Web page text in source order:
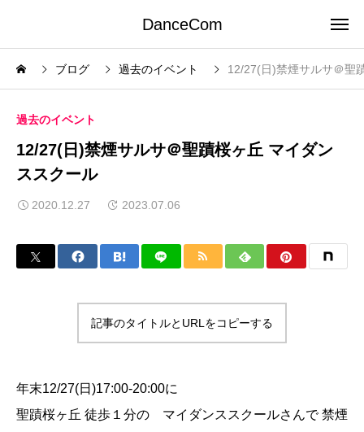
DanceCom
ブログ 過去のイベント 12/27(日)禁煙サルサ＠聖
過去のイベント
12/27(日)禁煙サルサ＠聖蹟桜ヶ丘 マイダン
ススクール
2020.12.27 2023.07.06
記事のタイトルとURLをコピーする
年末12/27(日)17:00-20:00に
聖蹟桜ヶ丘 徒歩１分の マイダンススクールさんで 禁煙